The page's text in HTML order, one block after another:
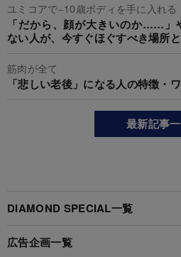
ユミコアで−10歳ボディを手に入れる
「だから、顔が大きいのか……」
ない人が、今すぐほぐすべき場所
筋肉が全て
「悲しい老後」になる人の特徴・
最新記事
DIAMOND SPECIAL一覧
広告企画一覧